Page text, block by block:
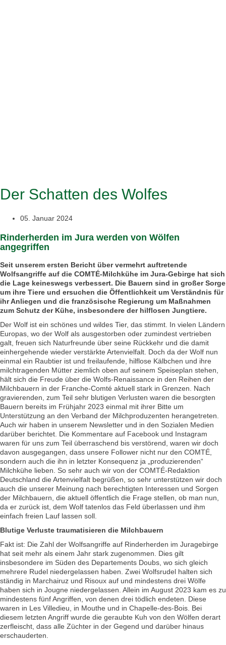
Der Schatten des Wolfes
05. Januar 2024
Rinderherden im Jura werden von Wölfen
angegriffen
Seit unserem ersten Bericht über vermehrt auftretende
Wolfsangriffe auf die COMTÉ-Milchkühe im Jura-Gebirge hat sich
die Lage keineswegs verbessert. Die Bauern sind in großer Sorge
um ihre Tiere und ersuchen die Öffentlichkeit um Verständnis für
ihr Anliegen und die französische Regierung um Maßnahmen
zum Schutz der Kühe, insbesondere der hilflosen Jungtiere.
Der Wolf ist ein schönes und wildes Tier, das stimmt. In vielen Ländern
Europas, wo der Wolf als ausgestorben oder zumindest vertrieben
galt, freuen sich Naturfreunde über seine Rückkehr und die damit
einhergehende wieder verstärkte Artenvielfalt. Doch da der Wolf nun
einmal ein Raubtier ist und freilaufende, hilflose Kälbchen und ihre
milchtragenden Mütter ziemlich oben auf seinem Speiseplan stehen,
hält sich die Freude über die Wolfs-Renaissance in den Reihen der
Milchbauern in der Franche-Comté aktuell stark in Grenzen. Nach
gravierenden, zum Teil sehr blutigen Verlusten waren die besorgten
Bauern bereits im Frühjahr 2023 einmal mit ihrer Bitte um
Unterstützung an den Verband der Milchproduzenten herangetreten.
Auch wir haben in unserem Newsletter und in den Sozialen Medien
darüber berichtet. Die Kommentare auf Facebook und Instagram
waren für uns zum Teil überraschend bis verstörend, waren wir doch
davon ausgegangen, dass unsere Follower nicht nur den COMTÉ,
sondern auch die ihn in letzter Konsequenz ja „produzierenden“
Milchkühe lieben. So sehr auch wir von der COMTÉ-Redaktion
Deutschland die Artenvielfalt begrüßen, so sehr unterstützen wir doch
auch die unserer Meinung nach berechtigten Interessen und Sorgen
der Milchbauern, die aktuell öffentlich die Frage stellen, ob man nun,
da er zurück ist, dem Wolf tatenlos das Feld überlassen und ihm
einfach freien Lauf lassen soll.
Blutige Verluste traumatisieren die Milchbauern
Fakt ist: Die Zahl der Wolfsangriffe auf Rinderherden im Juragebirge
hat seit mehr als einem Jahr stark zugenommen. Dies gilt
insbesondere im Süden des Departements Doubs, wo sich gleich
mehrere Rudel niedergelassen haben. Zwei Wolfsrudel halten sich
ständig in Marchairuz und Risoux auf und mindestens drei Wölfe
haben sich in Jougne niedergelassen. Allein im August 2023 kam es zu
mindestens fünf Angriffen, von denen drei tödlich endeten. Diese
waren in Les Villedieu, in Mouthe und in Chapelle-des-Bois. Bei
diesem letzten Angriff wurde die geraubte Kuh von den Wölfen derart
zerfleischt, dass alle Züchter in der Gegend und darüber hinaus
erschauderten.